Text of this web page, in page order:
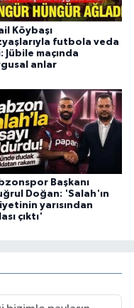
Köybaşı
futbola veda
Jübile maçında
anlar
Başkanı
Doğan: 'Salah'ın
yarısından
çıktı'